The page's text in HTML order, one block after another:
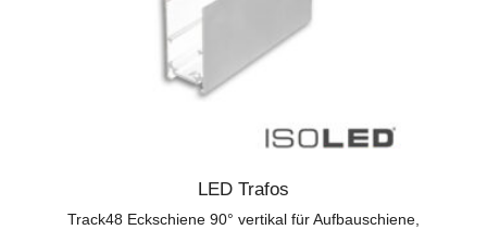
LED Trafos
Track48 Eckschiene 90° vertikal für Aufbauschiene,